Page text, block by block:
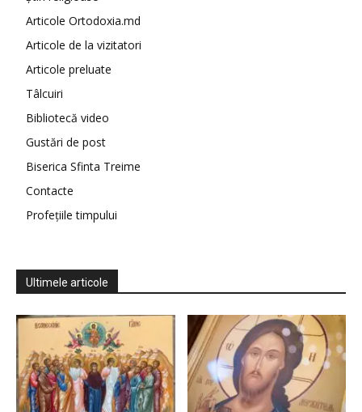
Articole Ortodoxia.md
Articole de la vizitatori
Articole preluate
Tâlcuiri
Bibliotecă video
Gustări de post
Biserica Sfinta Treime
Contacte
Profețiile timpului
Ultimele articole